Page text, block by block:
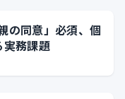
の同意」必須、個
実務課題